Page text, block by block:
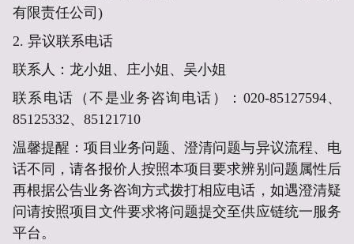
有限责任公司)
2. 异议联系电话
联系人：龙小姐、庄小姐、吴小姐
联系电话 （不是业务咨询电话）
：020-85127594、
85125332、85121710
温馨提醒：项目业务问题、澄清问题与异议流程、电
话不同，请各报价人按照本项目要求辨别问题属性后
再根据公告业务咨询方式拨打相应电话， 如遇澄清疑
问请按照项目文件要求将问题提交至供应链统一服务
平台。